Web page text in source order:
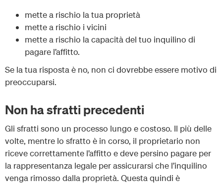
mette a rischio la tua proprietà
mette a rischio i vicini
mette a rischio la capacità del tuo inquilino di
pagare l’affitto.
Se la tua risposta è no, non ci dovrebbe essere motivo di
preoccuparsi.
Non ha sfratti precedenti
Gli sfratti sono un processo lungo e costoso. Il più delle
volte, mentre lo sfratto è in corso, il proprietario non
riceve correttamente l’affitto e deve persino pagare per
la rappresentanza legale per assicurarsi che l’inquilino
venga rimosso dalla proprietà. Questa quindi è